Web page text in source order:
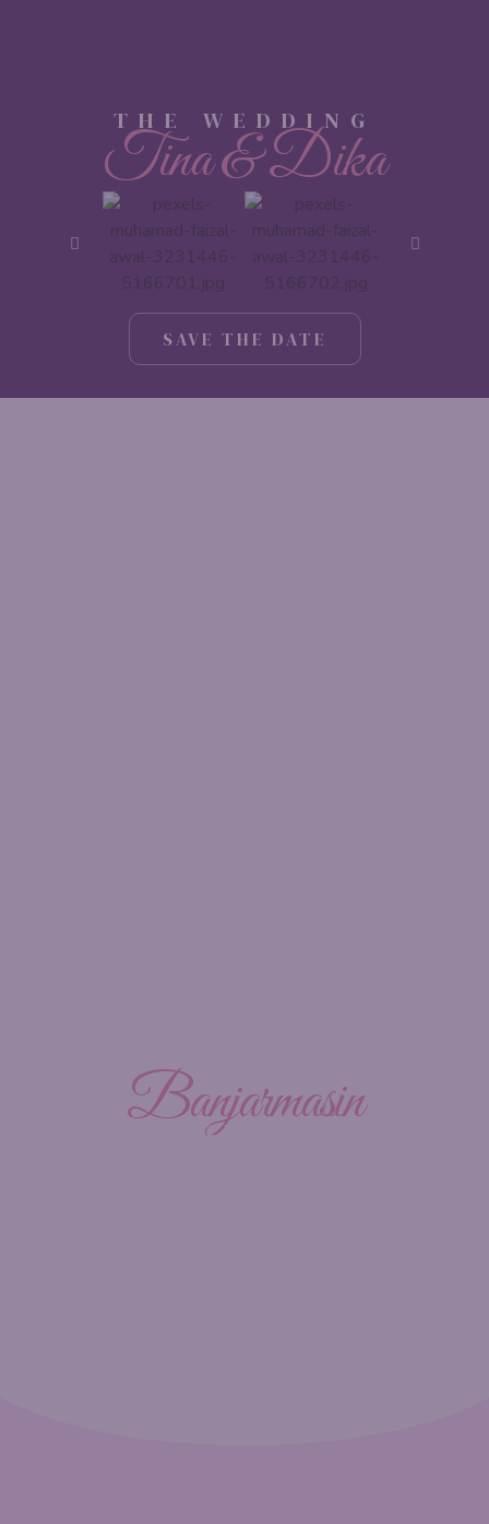
THE WEDDING
Tina & Dika
SAVE THE DATE
Banjarmasin
MINGGU, 12 DESEMBER 20XX